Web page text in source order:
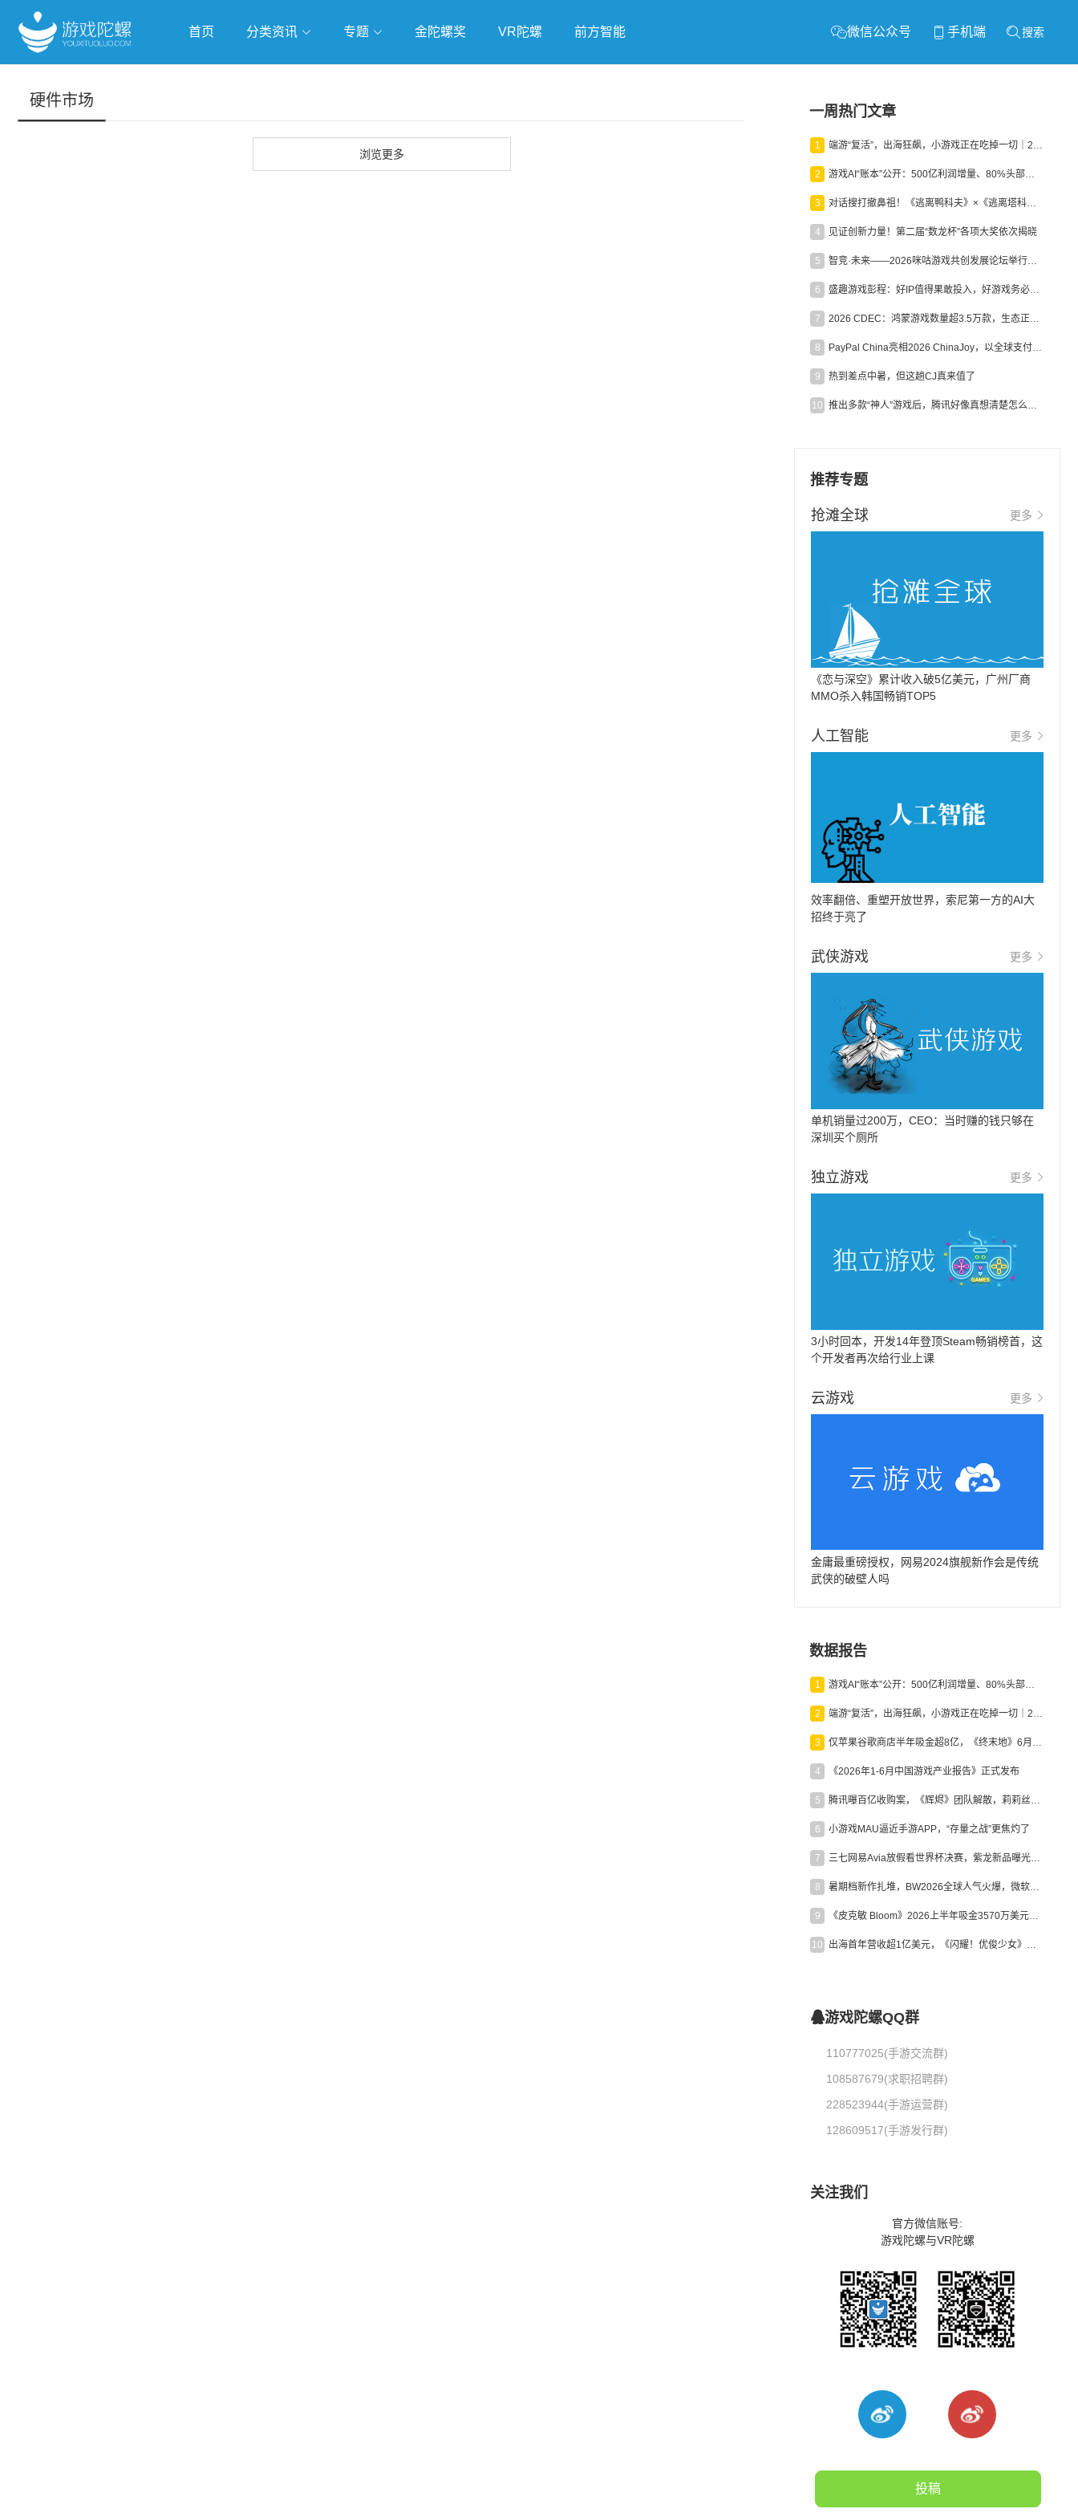
首页 分类资讯 专题 金陀螺奖 VR陀螺 前方智能 微信公众号 手机端 搜索
硬件市场
浏览更多
一周热门文章
1 端游“复活”，出海狂飙，小游戏正在吃掉一切｜2026上半年产业报告
2 游戏AI“账本”公开：500亿利润增量、80%头部入局，谁在闷声发财？
3 对话搜打撤鼻祖！《逃离鸭科夫》×《逃离塔科夫》官方线下沙龙落幕
4 见证创新力量！第二届“数龙杯”各项大奖依次揭晓
5 智竞·未来——2026咪咕游戏共创发展论坛举行：聚力精品内容、AI创作与电竞生态，共建高品质益智健康游戏社区
6 盛趣游戏彭程：好IP值得果敢投入，好游戏务必长效经营
7 2026 CDEC：鸿蒙游戏数量超3.5万款，生态正循环加速产业高质量发展
8 PayPal China亮相2026 ChinaJoy，以全球支付能力助力中国游戏企业深化全球运营
9 热到差点中暑，但这趟CJ真来值了
10 推出多款“神人”游戏后，腾讯好像真想清楚怎么做二次元了
推荐专题
抢滩全球 更多
《恋与深空》累计收入破5亿美元，广州厂商
MMO杀入韩国畅销TOP5
人工智能 更多
效率翻倍、重塑开放世界，索尼第一方的AI大
招终于亮了
武侠游戏 更多
单机销量过200万，CEO：当时赚的钱只够在
深圳买个厕所
独立游戏 更多
3小时回本，开发14年登顶Steam畅销榜首，这
个开发者再次给行业上课
云游戏 更多
金庸最重磅授权，网易2024旗舰新作会是传统
武侠的破壁人吗
数据报告
1 游戏AI“账本”公开：500亿利润增量、80%头部入局，谁在闷声发财？
2 端游“复活”，出海狂飙，小游戏正在吃掉一切｜2026上半年产业报告
3 仅苹果谷歌商店半年吸金超8亿，《终末地》6月份收入显著回暖
4 《2026年1-6月中国游戏产业报告》正式发布
5 腾讯曝百亿收购案，《辉烬》团队解散，莉莉丝新作曝光｜陀螺周报
6 小游戏MAU逼近手游APP，“存量之战”更焦灼了
7 三七网易Avia放假看世界杯决赛，紫龙新品曝光，米哈游新作上线 | 陀螺周报
8 暑期档新作扎堆，BW2026全球人气火爆，微软XBOX大裁员|陀螺周报
9 《皮克敏 Bloom》2026上半年吸金3570万美元，中国台湾成最大市场
10 出海首年营收超1亿美元，《闪耀！优俊少女》美国市场占比达七成
游戏陀螺QQ群
110777025(手游交流群)
108587679(求职招聘群)
228523944(手游运营群)
128609517(手游发行群)
关注我们
官方微信账号:
游戏陀螺与VR陀螺
投稿